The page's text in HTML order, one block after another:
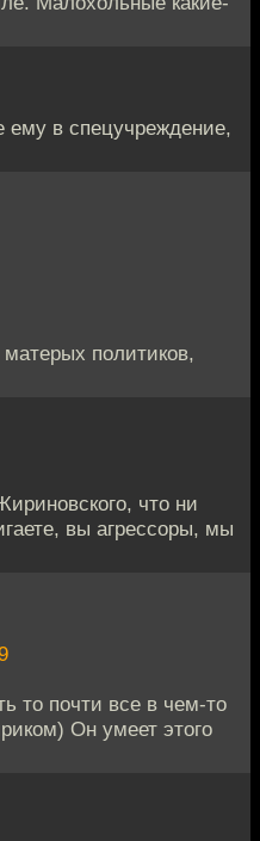
в спецучреждение,
политиков,
что ни
вы агрессоры, мы
то почти все в чем-то
Он умеет этого